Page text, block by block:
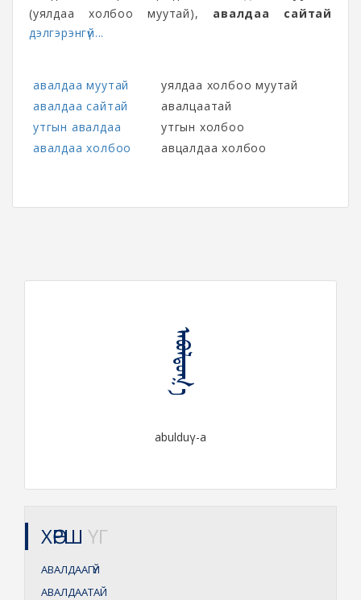
(уялдаа холбоо муутай), авалдаа сайтай
дэлгэрэнгүй...
авалдаа муутай
уялдаа холбоо муутай
авалдаа сайтай
авалцаатай
утгын авалдаа
утгын холбоо
авалдаа холбоо
авцалдаа холбоо
ᠠᠪᠤᠯᠳᠤᠭ᠎ᠠ
abulduγ-a
ХӨРШ ҮГ
АВАЛДААГҮЙ
АВАЛДААТАЙ